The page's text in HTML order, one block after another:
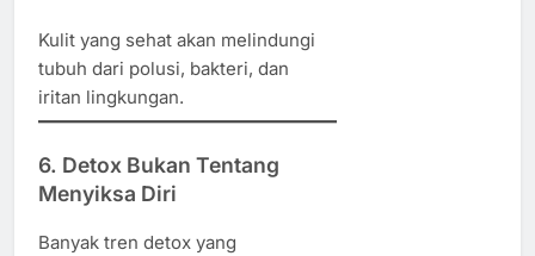
Kulit yang sehat akan melindungi
tubuh dari polusi, bakteri, dan
iritan lingkungan.
6. Detox Bukan Tentang
Menyiksa Diri
Banyak tren detox yang